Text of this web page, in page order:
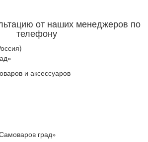
от наших менеджеров по
телефону
и аксессуаров